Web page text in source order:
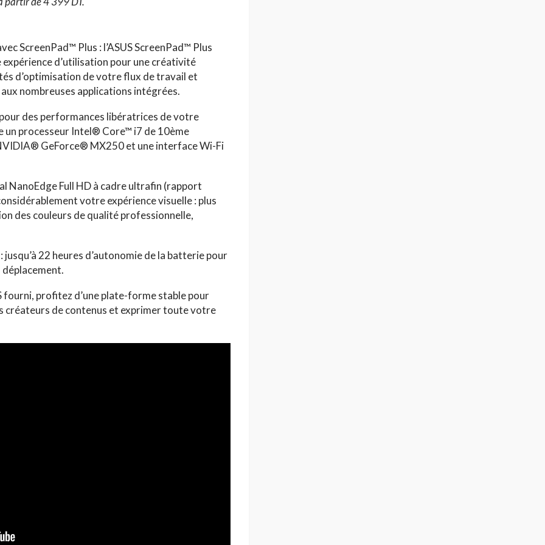
ScreenPad™ Plus : l’ASUS ScreenPad™ Plus
d’utilisation pour une créativité
d’optimisation de votre flux de travail et
nombreuses applications intégrées.
des performances libératrices de votre
processeur Intel® Core™ i7 de 10ème
GeForce® MX250 et une interface Wi-Fi
NanoEdge Full HD à cadre ultrafin (rapport
votre expérience visuelle : plus
des couleurs de qualité professionnelle,
22 heures d’autonomie de la batterie pour
fourni, profitez d’une plate-forme stable pour
créateurs de contenus et exprimer toute votre